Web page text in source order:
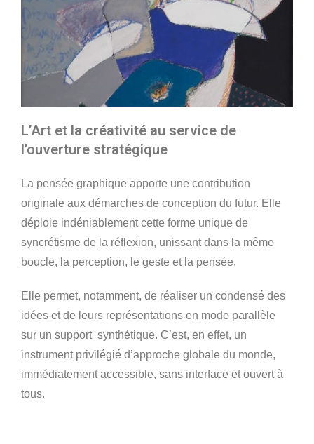
L’Art et la créativité au service de
l’ouverture stratégique
La pensée graphique apporte une contribution
originale aux démarches de conception du futur. Elle
déploie indéniablement cette forme unique de
syncrétisme de la réflexion, unissant dans la même
boucle, la perception, le geste et la pensée.
Elle permet, notamment, de réaliser un condensé des
idées et de leurs représentations en mode parallèle
sur un support synthétique. C’est, en effet, un
instrument privilégié d’approche globale du monde,
immédiatement accessible, sans interface et ouvert à
tous.